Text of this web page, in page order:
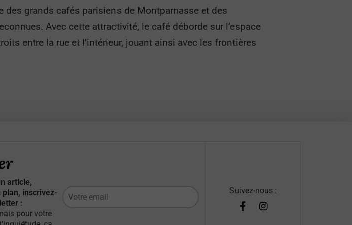
des grands cafés parisiens de Montparnasse et des
Avec cette attractivité, le café déborde sur l’espace
entre la rue et l’intérieur, jouant ainsi avec les frontières
article,
inscrivez-
:
pour votre
Suivez-nous :